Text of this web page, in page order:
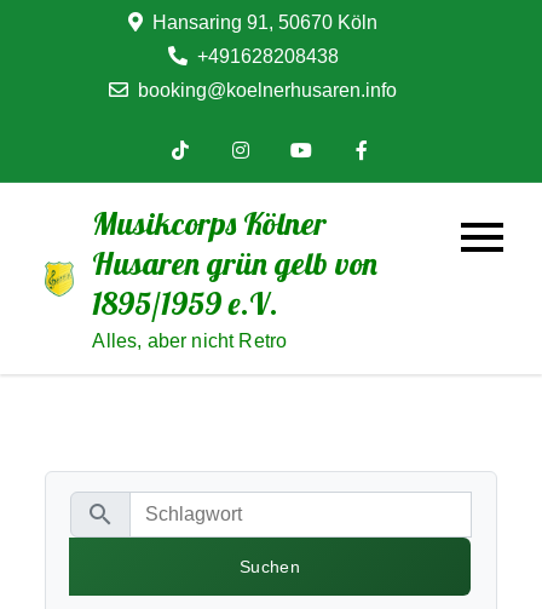
Hansaring 91, 50670 Köln
+491628208438
booking@koelnerhusaren.info
Musikcorps Kölner
Husaren grün gelb von
1895/1959 e.V.
Alles, aber nicht Retro
search